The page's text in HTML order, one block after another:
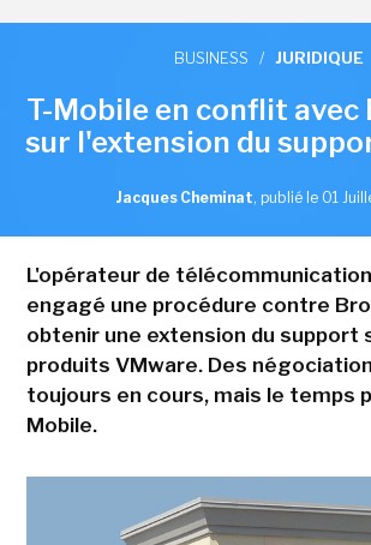
BUSINESS / JURIDIQUE
T-Mobile en conflit avec
sur l'extension du
Jacques Cheminat, publié le 01
L'opérateur de
engagé une procédure contre
obtenir une extension du support
produits VMware. Des
toujours en cours, mais le temps
Mobile.